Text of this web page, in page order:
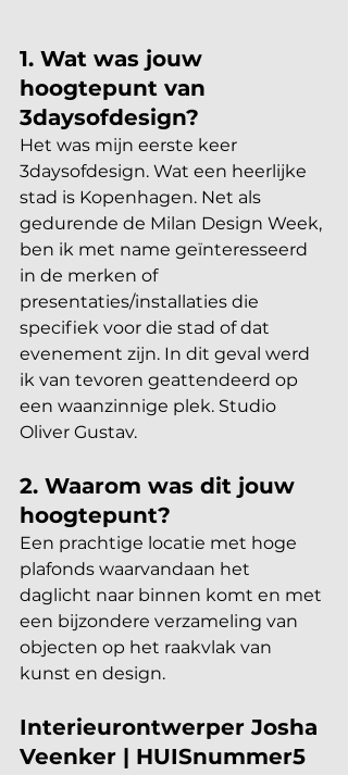
1. Wat was jouw
hoogtepunt van
3daysofdesign?
Het was mijn eerste keer
3daysofdesign. Wat een heerlijke
stad is Kopenhagen. Net als
gedurende de Milan Design Week,
ben ik met name geïnteresseerd
in de merken of
presentaties/installaties die
specifiek voor die stad of dat
evenement zijn. In dit geval werd
ik van tevoren geattendeerd op
een waanzinnige plek. Studio
Oliver Gustav.
2. Waarom was dit jouw
hoogtepunt?
Een prachtige locatie met hoge
plafonds waarvandaan het
daglicht naar binnen komt en met
een bijzondere verzameling van
objecten op het raakvlak van
kunst en design.
Interieurontwerper Josha
Veenker | HUISnummer5